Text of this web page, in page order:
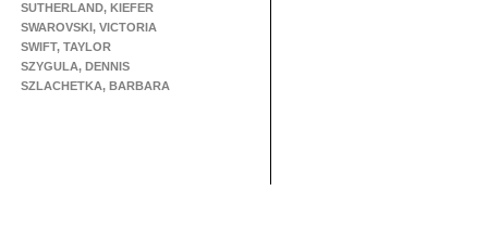
SUTHERLAND, KIEFER
SWAROVSKI, VICTORIA
SWIFT, TAYLOR
SZYGULA, DENNIS
SZLACHETKA, BARBARA